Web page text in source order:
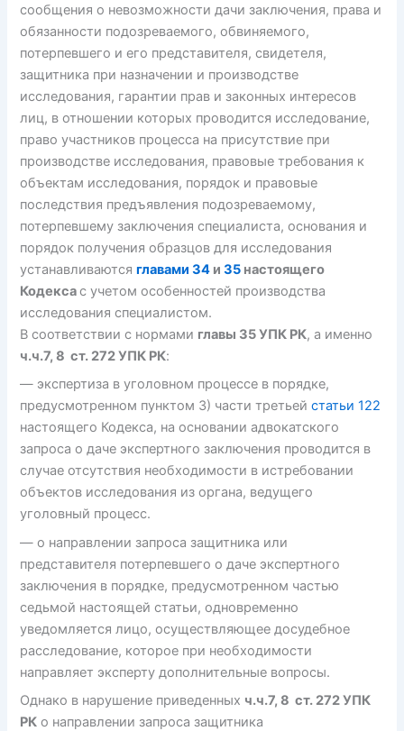
сообщения о невозможности дачи заключения, права и
обязанности подозреваемого, обвиняемого,
потерпевшего и его представителя, свидетеля,
защитника при назначении и производстве
исследования, гарантии прав и законных интересов
лиц, в отношении которых проводится исследование,
право участников процесса на присутствие при
производстве исследования, правовые требования к
объектам исследования, порядок и правовые
последствия предъявления подозреваемому,
потерпевшему заключения специалиста, основания и
порядок получения образцов для исследования
устанавливаютсяглавами 34 и35 настоящего
Кодексас учетом особенностей производства
исследования специалистом.
В соответствии с нормами главы 35 УПК РК, а именно
ч.ч.7, 8 ст. 272 УПК РК:
— экспертиза в уголовном процессе в порядке,
предусмотренном пунктом 3) части третьейстатьи 122
настоящего Кодекса, на основании адвокатского
запроса о даче экспертного заключения проводится в
случае отсутствия необходимости в истребовании
объектов исследования из органа, ведущего
уголовный процесс.
— о направлении запроса защитника или
представителя потерпевшего о даче экспертного
заключения в порядке, предусмотренном частью
седьмой настоящей статьи, одновременно
уведомляется лицо, осуществляющее досудебное
расследование, которое при необходимости
направляет эксперту дополнительные вопросы.
Однако в нарушение приведенных ч.ч.7, 8 ст. 272 УПК
РК о направлении запроса защитника